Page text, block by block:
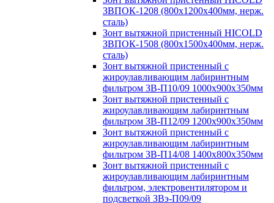
ЗВПОК-1208 (800х1200х400мм, нерж.
сталь)
Зонт вытяжной пристенный HICOLD
ЗВПОК-1508 (800х1500х400мм, нерж.
сталь)
Зонт вытяжной пристенный с
жироулавливающим лабиринтным
фильтром ЗВ-П10/09 1000х900х350мм
Зонт вытяжной пристенный с
жироулавливающим лабиринтным
фильтром ЗВ-П12/09 1200х900х350мм
Зонт вытяжной пристенный с
жироулавливающим лабиринтным
фильтром ЗВ-П14/08 1400х800х350мм
Зонт вытяжной пристенный с
жироулавливающим лабиринтным
фильтром, электровентилятором и
подсветкой ЗВэ-П09/09